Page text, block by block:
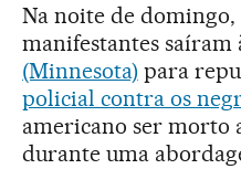
Na noite de domingo,
manifestantes saíram
(Minnesota) para
policial contra os
americano ser morto
durante uma